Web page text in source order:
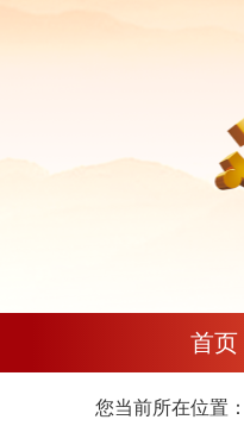
首页
您当前所在位置：